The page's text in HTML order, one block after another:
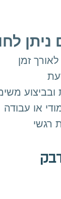
ניתן
לאורך זמן
ובביצוע
או עבודה
רגשי